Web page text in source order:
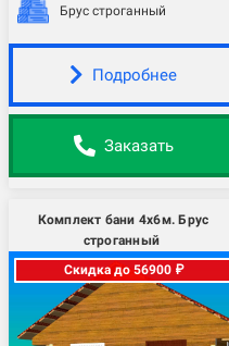
Брус строганный
Подробнее
Заказать
Комплект бани 4х6м. Брус
строганный
Скидка до 56900 ₽